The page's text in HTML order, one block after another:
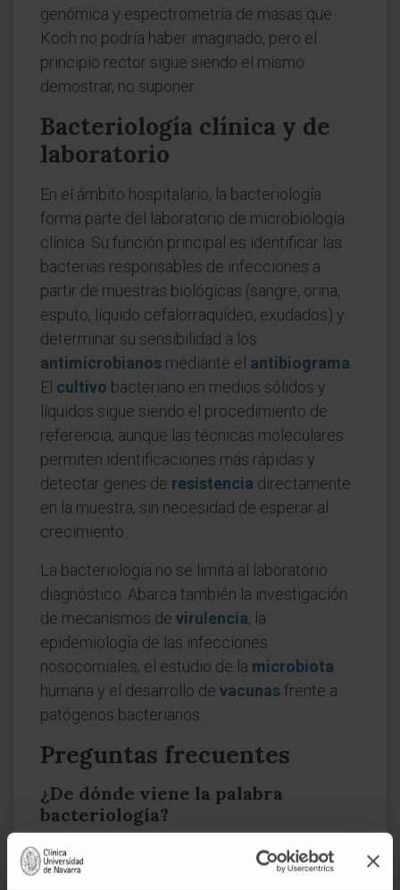
genómica y espectrometría de masas que
Koch no podría haber imaginado, pero el
principio rector sigue siendo el mismo:
demostrar, no suponer.
Bacteriología clínica y de
laboratorio
En el ámbito hospitalario, la bacteriología
forma parte del laboratorio de microbiología
clínica. Su función principal es identificar las
bacterias responsables de infecciones a
partir de muestras biológicas (sangre, orina,
esputo, líquido cefalorraquídeo, exudados) y
determinar su sensibilidad a los
antimicrobianos mediante el antibiograma
El cultivo bacteriano en medios sólidos y
líquidos sigue siendo el procedimiento de
referencia, aunque las técnicas moleculares
permiten identificaciones más rápidas y
detectar genes de resistencia directamente
en la muestra, sin necesidad de esperar al
crecimiento.
La bacteriología no se limita al laboratorio
diagnóstico. Abarca también la investigación
de mecanismos de virulencia, la
epidemiología de las infecciones
nosocomiales, el estudio de la microbiota
humana y el desarrollo de vacunasfrente a
patógenos bacterianos.
Preguntas frecuentes
¿De dónde viene la palabra
bacteriología?
Del griego βακτήριον ( baktērion) y λόγος
(logos ). Su significado literal es «estudio de